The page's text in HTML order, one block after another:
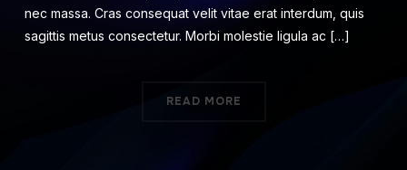
nec massa. Cras consequat velit vitae erat interdum, quis
sagittis metus consectetur. Morbi molestie ligula ac […]
READ MORE